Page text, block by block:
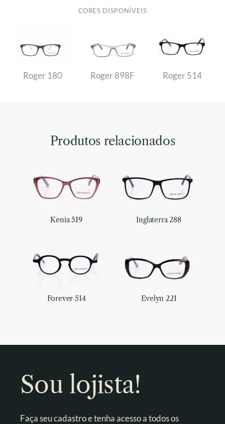
CORES DISPONÍVEIS
Roger 180 Roger 898F Roger 514
Produtos relacionados
Kenia 519 Inglaterra 288
Forever 514 Evelyn 221
Sou lojista!
Faça seu cadastro e tenha acesso a todos os